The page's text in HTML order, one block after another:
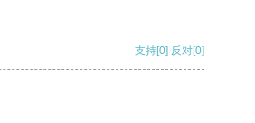
支持[0] 反对[0]